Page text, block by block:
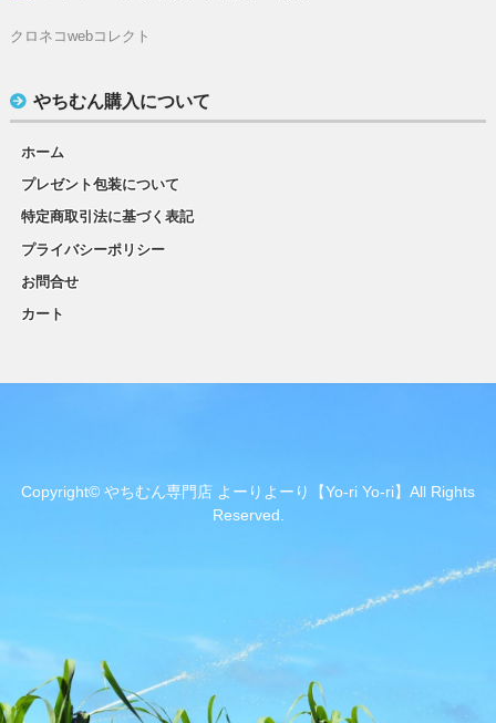
クロネコwebコレクト
やちむん購入について
ホーム
プレゼント包装について
特定商取引法に基づく表記
プライバシーポリシー
お問合せ
カート
Copyright© やちむん専門店 よーりよーり【Yo-ri Yo-ri】All Rights
Reserved.